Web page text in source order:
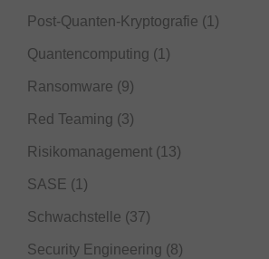
Post-Quanten-Kryptografie (1)
Quantencomputing (1)
Ransomware (9)
Red Teaming (3)
Risikomanagement (13)
SASE (1)
Schwachstelle (37)
Security Engineering (8)